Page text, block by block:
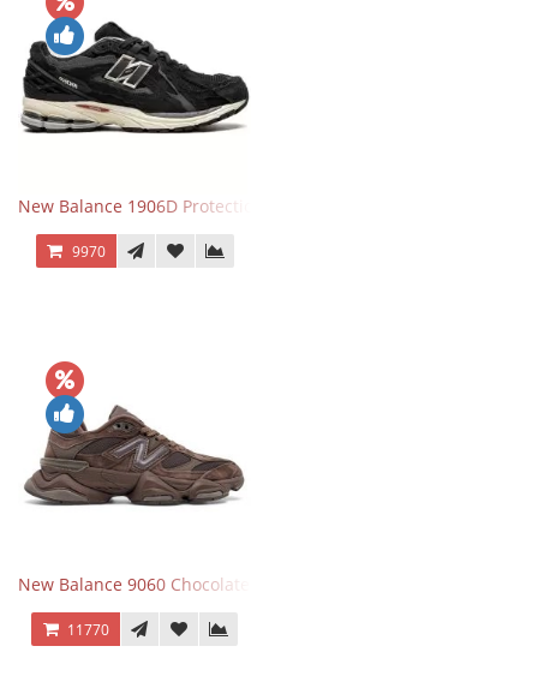
New Balance 1906D Protection Pack Black черные
9970
New Balance 9060 Chocolate Brown
11770